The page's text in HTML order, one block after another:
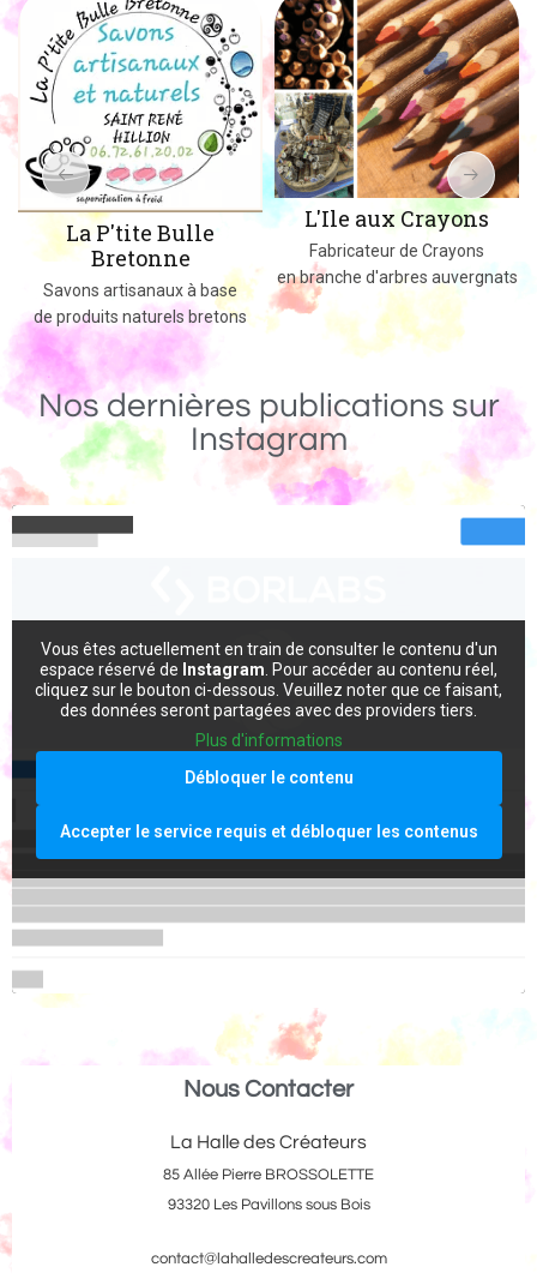
L'Ile aux Crayons
Fabricateur de Crayons
en branche d'arbres auvergnats
Un Monde de Bois
Des jeux, jouets et objets en bois
massif fabriqués dans le 02
Nos dernières publications sur
Instagram
Vous êtes actuellement en train de consulter le contenu d'un
espace réservé de Instagram . Pour accéder au contenu réel,
cliquez sur le bouton ci-dessous. Veuillez noter que ce faisant,
des données seront partagées avec des providers tiers.
Plus d'informations
Débloquer le contenu
Accepter le service requis et débloquer les contenus
Nous Contacter
La Halle des Créateurs
85 Allée Pierre BROSSOLETTE
93320 Les Pavillons sous Bois
contact@lahalledescreateurs.com